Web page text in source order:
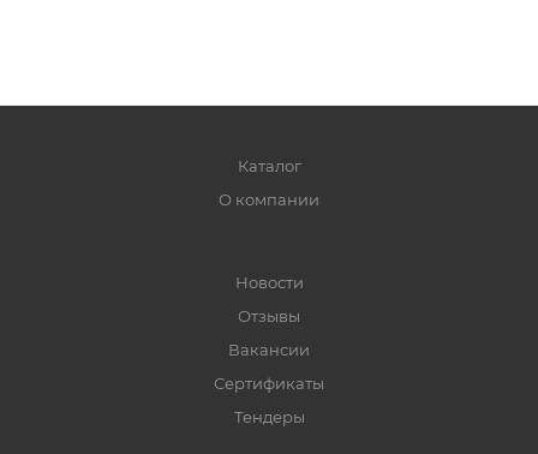
Каталог
О компании
Новости
Отзывы
Вакансии
Сертификаты
Тендеры